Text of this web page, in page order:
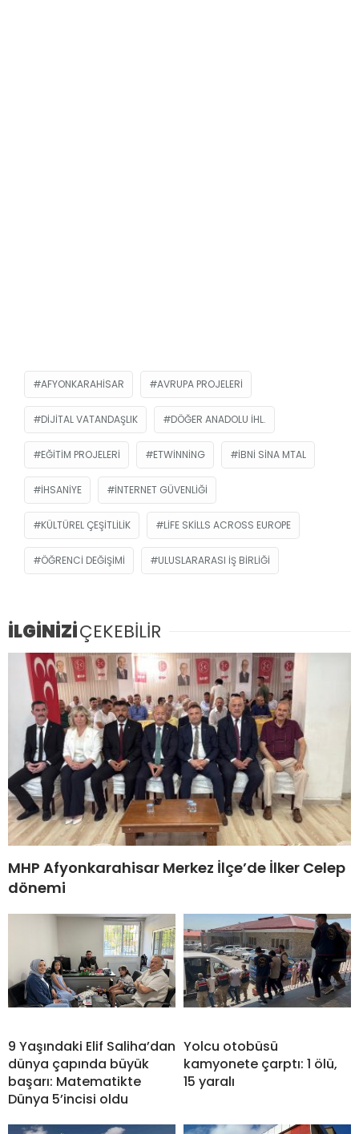
AFYONKARAHISAR AVRUPA PROJELERI
DIJITAL VATANDAŞLIK DÖĞER ANADOLU İHL.
EĞITIM PROJELERI ETWINNING İBNI SINA MTAL
İHSANIYE INTERNET GÜVENLIĞI
KÜLTÜREL ÇEŞITLILIK LIFE SKILLS ACROSS EUROPE
ÖĞRENCI DEĞIŞIMI ULUSLARARASI IŞ BIRLIĞI
İLGİNİZİÇEKEBİLİR
MHP Afyonkarahisar Merkez İlçe’de İlker Celep
dönemi
9 Yaşındaki Elif Saliha’dan
dünya çapında büyük
başarı: Matematikte
Dünya 5’incisi oldu
Yolcu otobüsü
kamyonete çarptı: 1 ölü,
15 yaralı